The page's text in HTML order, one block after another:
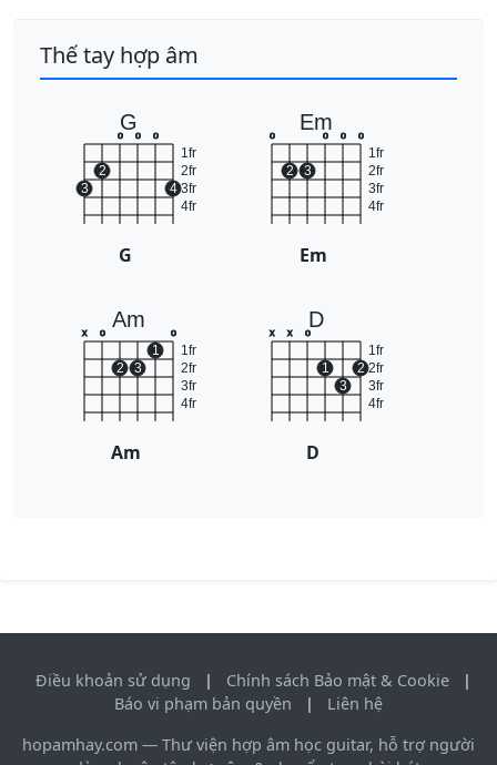
Thế tay hợp âm
G
1fr
2fr
3fr
4fr
3
2
o o o
4
G
Em
1fr
2fr
3fr
4fr
o
2 3
o o o
Em
Am
1fr
2fr
3fr
4fr
x o
2 3
1
o
Am
D
1fr
2fr
3fr
4fr
x x o
1
3
2
D
Điều khoản sử dụng | Chính sách Bảo mật & Cookie
|
Báo vi phạm bản quyền
|
Liên hệ
hopamhay.com — Thư viện hợp âm học guitar, hỗ trợ người